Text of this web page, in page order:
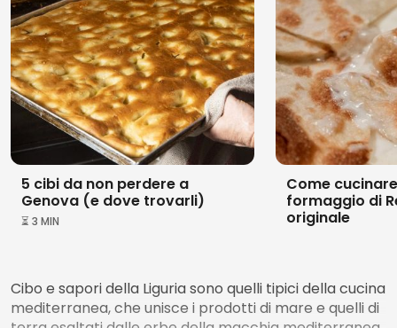
5 cibi da non perdere a
Genova (e dove trovarli)
⏳ 3 MIN
Come
formaggio di
originale
Cibo e sapori della Liguria sono quelli tipici della cucina
mediterranea, che unisce i prodotti di mare e quelli di